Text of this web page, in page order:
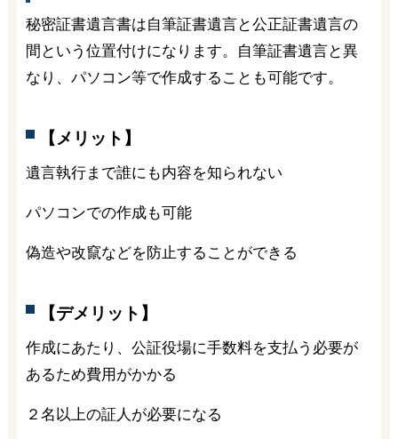
秘密証書遺言書は自筆証書遺言と公正証書遺言の
間という位置付けになります。自筆証書遺言と異
なり、パソコン等で作成することも可能です。
【メリット】
遺言執行まで誰にも内容を知られない
パソコンでの作成も可能
偽造や改竄などを防止することができる
【デメリット】
作成にあたり、公証役場に手数料を支払う必要が
あるため費用がかかる
２名以上の証人が必要になる